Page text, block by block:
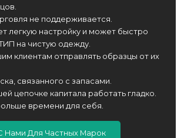
не поддерживается.
легкую настройку и может быстро
на чистую одежду.
клиентам отправлять образцы от их
связанного с запасами.
цепочке капитала работать гладко.
времени для себя.
Нами Для Частных Марок